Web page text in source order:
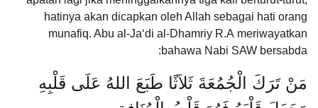
hatinya akan dicapkan oleh Allah sebagai hati orang
munafiq. Abu al-Ja‘di al-Dhamriy R.A meriwayatkan
bahawa Nabi SAW bersabda:
مَنْ تَرَكَ الْجُمُعَةَ ثَلاَثًا طَبَعَ اللهُ عَلَى قَلْبِهِ